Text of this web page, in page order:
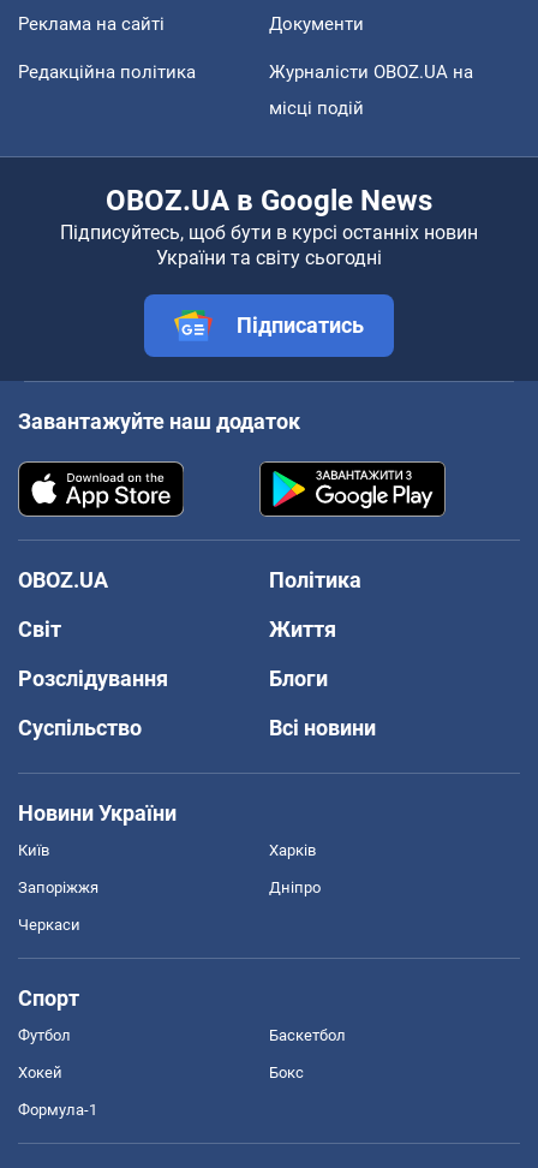
Реклама на сайті Документи
Редакційна політика
Журналісти OBOZ.UA на
місці подій
OBOZ.UA в Google News
Підписуйтесь, щоб бути в курсі останніх новин
України та світу сьогодні
Підписатись
Завантажуйте наш додаток
OBOZ.UA
Політика
Світ
Життя
Розслідування
Блоги
Суспільство
Всі новини
Новини України
Київ Харків
Запоріжжя Дніпро
Черкаси
Спорт
Футбол Баскетбол
Хокей Бокс
Формула-1